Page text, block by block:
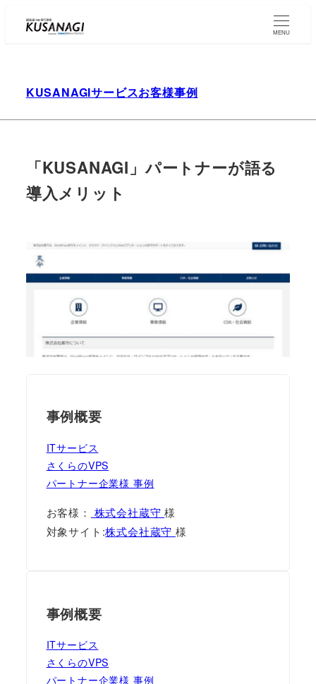
Skip
MENU
KUSANAGIサービスお客様事例
「KUSANAGI」パートナーが語る
導入メリット
事例概要
ITサービス
さくらのVPS
パートナー企業様 事例
お客様： 株式会社蔵守様
対象サイト:株式会社蔵守様
事例概要
ITサービス
さくらのVPS
パートナー企業様 事例